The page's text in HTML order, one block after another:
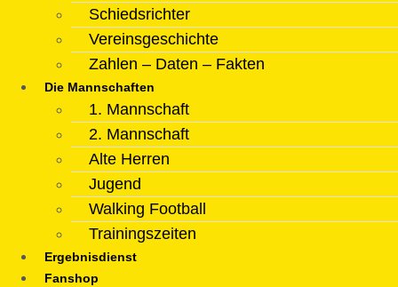
Schiedsrichter
Vereinsgeschichte
Zahlen – Daten – Fakten
Die Mannschaften
1. Mannschaft
2. Mannschaft
Alte Herren
Jugend
Walking Football
Trainingszeiten
Ergebnisdienst
Fanshop